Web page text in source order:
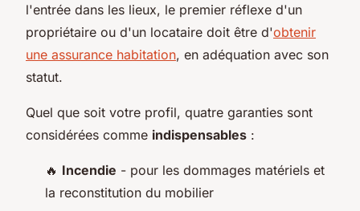
l'entrée dans les lieux, le premier réflexe d'un
propriétaire ou d'un locataire doit être d'obtenir
une assurance habitation, en adéquation avec son
statut.
Quel que soit votre profil, quatre garanties sont
considérées comme indispensables :
🔥 Incendie - pour les dommages matériels et
la reconstitution du mobilier